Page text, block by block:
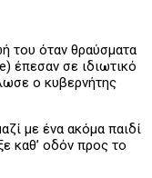
του όταν θραύσματα
έπεσαν σε ιδιωτικό
ο κυβερνήτης
με ένα ακόμα παιδί
καθ’ οδόν προς το